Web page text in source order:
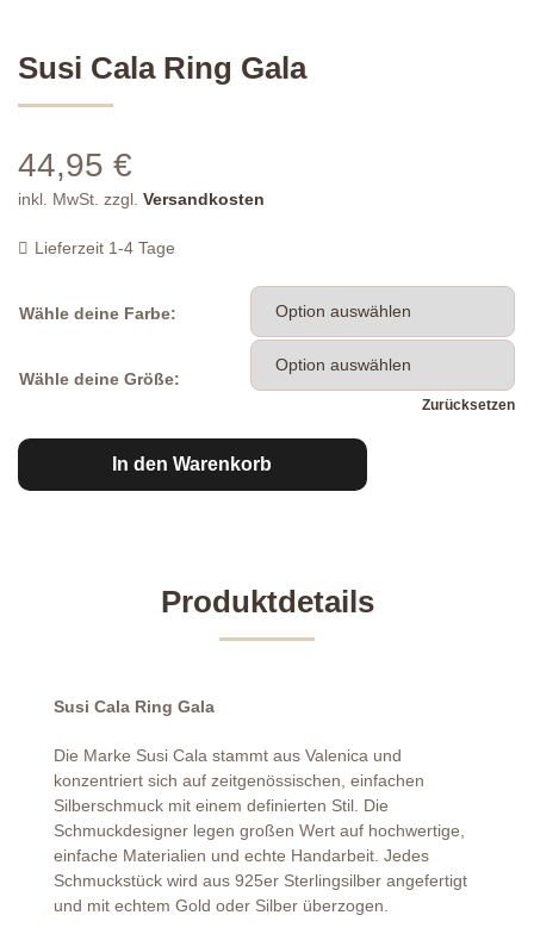
Susi Cala Ring Gala
44,95 €
inkl. MwSt. zzgl. Versandkosten
Lieferzeit 1-4 Tage
Wähle deine Farbe:
Wähle deine Größe:
Zurücksetzen
In den Warenkorb
Produktdetails
Susi Cala Ring Gala
Die Marke Susi Cala stammt aus Valenica und
konzentriert sich auf zeitgenössischen, einfachen
Silberschmuck mit einem definierten Stil. Die
Schmuckdesigner legen großen Wert auf hochwertige,
einfache Materialien und echte Handarbeit. Jedes
Schmuckstück wird aus 925er Sterlingsilber angefertigt
und mit echtem Gold oder Silber überzogen.